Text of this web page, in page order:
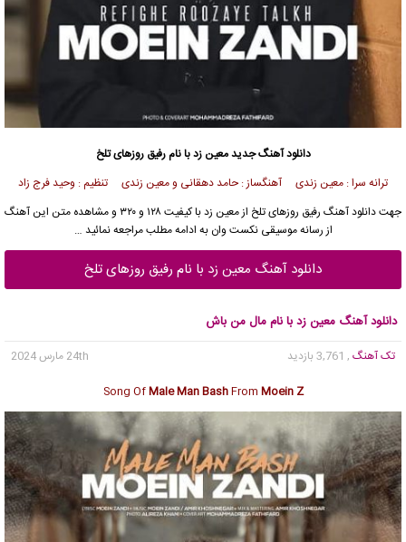
دانلود آهنگ جدیدمعین زد با نام رفیق روزهای تلخ
ترانه سرا : معین زندی آهنگساز : حامد دهقانی و معین زندی تنظیم : وحید فرج زاد
جهتدانلود آهنگ رفیق روزهای تلخ ازمعین زد
با کیفیت ۱۲۸ و ۳۲۰ و مشاهده متن این آهنگ
از رسانه موسیقی نکست وان به ادامه مطلب مراجعه نمائید …
دانلود آهنگ معین زد با نام رفیق روزهای تلخ
دانلود آهنگ معین زد با نام مال من باش
تک آهنگ , 3,761 بازدید
24th مارس 2024
Song OfMale Man BashFrom Moein Z